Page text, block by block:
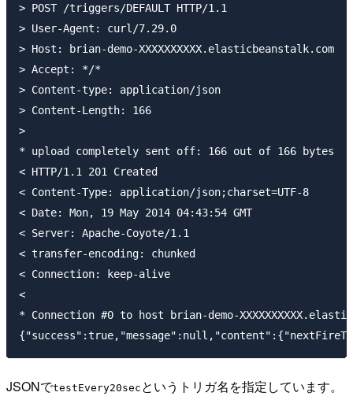
> POST /triggers/DEFAULT HTTP/1.1
> User-Agent: curl/7.29.0
> Host: brian-demo-XXXXXXXXXX.elasticbeanstalk.com
> Accept: */*
> Content-type: application/json
> Content-Length: 166
>
* upload completely sent off: 166 out of 166 bytes
< HTTP/1.1 201 Created
< Content-Type: application/json;charset=UTF-8
< Date: Mon, 19 May 2014 04:43:54 GMT
< Server: Apache-Coyote/1.1
< transfer-encoding: chunked
< Connection: keep-alive
<
* Connection #0 to host brian-demo-
JSONでtestEvery20sec というトリガ名を指定しています。